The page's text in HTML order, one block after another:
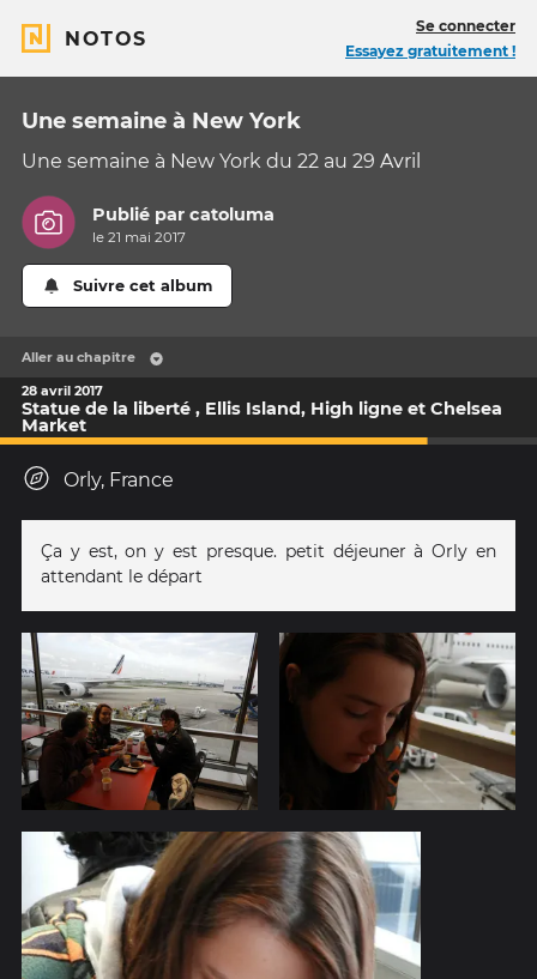
NOTOS
Se connecter
Essayez gratuitement !
Une semaine à New York
Une semaine à New York du 22 au 29 Avril
Publié parcatoluma
le 21 mai 2017
Suivre cet album
Aller au chapitre
28 avril 2017
Statue de la liberté , Ellis Island, High ligne et Chelsea
Market
Orly, France
Ça y est, on y est presque. petit déjeuner à Orly en
attendant le départ